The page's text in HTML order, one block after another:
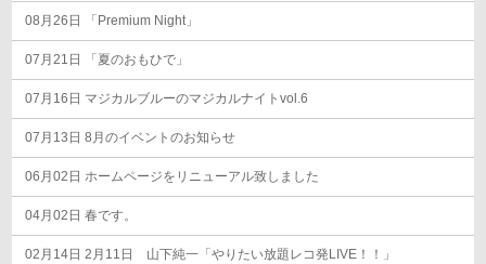
08月26日 「Premium Night」
07月21日 「夏のおもひで」
07月16日 マジカルブルーのマジカルナイトvol.6
07月13日 8月のイベントのお知らせ
06月02日 ホームページをリニューアル致しました
04月02日 春です。
02月14日 2月11日 山下純一「やりたい放題レコ発LIVE！！」